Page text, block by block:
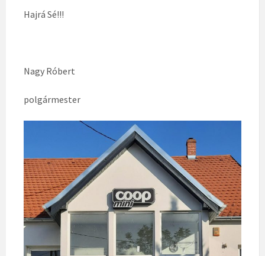
Hajrá Sé!!!
Nagy Róbert
polgármester